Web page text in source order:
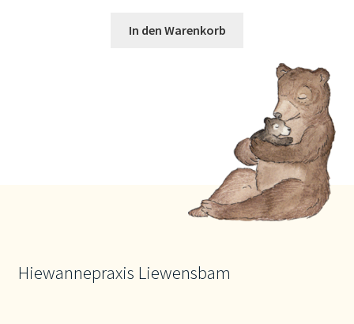
In den Warenkorb
Hiewannepraxis Liewensbam